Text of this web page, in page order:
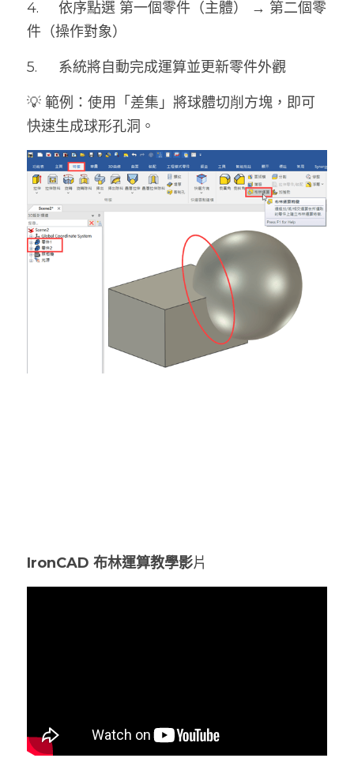
4.	依序點選 第一個零件（主體） → 第二個零
件（操作對象）
5.	系統將自動完成運算並更新零件外觀
💡 範例：使用「差集」將球體切削方塊，即可
快速生成球形孔洞。
IronCAD 布林運算教學影片